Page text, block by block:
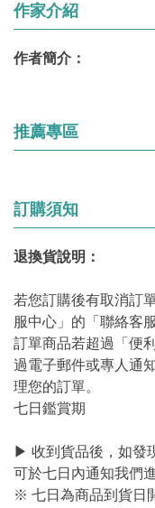
作家介紹
作者簡介：
推薦專區
訂購須知
退換貨說明：
若您訂購後有取消訂
服中心」的「聯絡客
訂單商品若超過「便
過電子郵件或專人通
理您的訂單。
七日鑑賞期
▶ 收到貨品後，如發
可於七日內通知我們
※ 七日為商品到貨日